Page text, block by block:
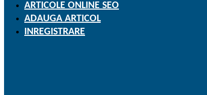
ARTICOLE ONLINE SEO
ADAUGA ARTICOL
INREGISTRARE